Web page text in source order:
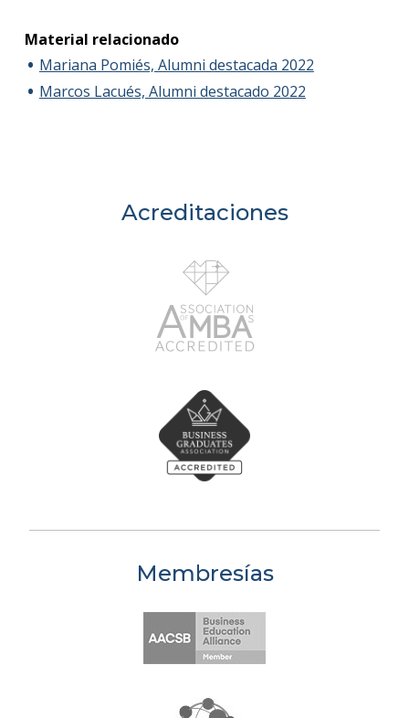
Material relacionado
Mariana Pomiés, Alumni destacada 2022
Marcos Lacués, Alumni destacado 2022
Acreditaciones
Membresías